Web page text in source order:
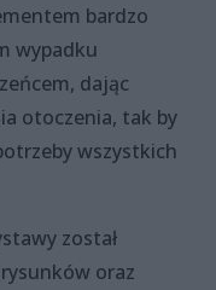
bardzo
wypadku
dając
otoczenia, tak by
wszystkich
został
oraz